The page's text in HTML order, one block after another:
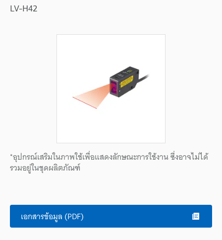
LV-H42
*อุปกรณ์เสริมในภาพใช้เพื่อแสดงลักษณะการใช้งาน ซึ่งอาจไม่ได้
รวมอยู่ในชุดผลิตภัณฑ์
เอกสารข้อมูล (PDF)